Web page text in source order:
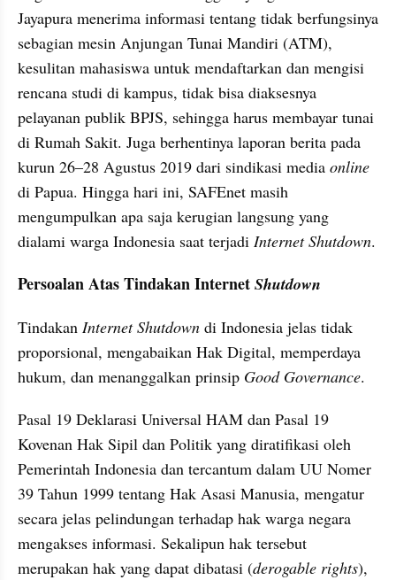
Jayapura menerima informasi tentang tidak berfungsinya
sebagian mesin Anjungan Tunai Mandiri (ATM),
kesulitan mahasiswa untuk mendaftarkan dan mengisi
rencana studi di kampus, tidak bisa diaksesnya
pelayanan publik BPJS, sehingga harus membayar tunai
di Rumah Sakit. Juga berhentinya laporan berita pada
kurun 26–28 Agustus 2019 dari sindikasi media
di Papua. Hingga hari ini, SAFEnet masih
mengumpulkan apa saja kerugian langsung yang
dialami warga Indonesia saat terjadi Internet Shutdown.
Persoalan Atas Tindakan Internet Shutdown
Tindakan Internet Shutdown di Indonesia jelas tidak
proporsional, mengabaikan Hak Digital, memperdaya
hukum, dan menanggalkan prinsip Good Governance.
Pasal 19 Deklarasi Universal HAM dan Pasal 19
Kovenan Hak Sipil dan Politik yang diratifikasi oleh
Pemerintah Indonesia dan tercantum dalam UU Nomer
39 Tahun 1999 tentang Hak Asasi Manusia, mengatur
secara jelas pelindungan terhadap hak warga negara
mengakses informasi. Sekalipun hak tersebut
merupakan hak yang dapat dibatasi (derogable rights),